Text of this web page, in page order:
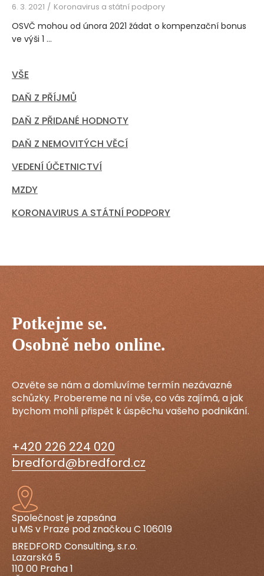
6. 3. 2021 Koronavirus a státní podpory
OSVČ mohou od února 2021 žádat o kompenzační bonus
ve výši 1 ...
VŠE
DAŇ Z PŘÍJMŮ
DAŇ Z PŘIDANÉ HODNOTY
DAŇ Z NEMOVITÝCH VĚCÍ
VEDENÍ ÚČETNICTVÍ
MZDY
KORONAVIRUS A STÁTNÍ PODPORY
Potkejme se.
Osobně nebo online.
Ozvěte se nám a domluvíme termín nezávazné
schůzky. Probereme na ní vše, co vás zajímá, a jak
bychom mohli přispět k úspěchu vašeho podnikání.
+420 226 224 020
bredford@bredford.cz
Společnost je zapsána
u MS v Praze pod značkou C 106019
BREDFORD Consulting, s.r.o.
Lazarská 5
110 00 Praha 1